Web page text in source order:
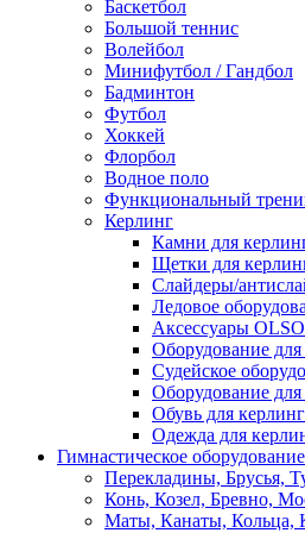
Баскетбол
Большой теннис
Волейбол
Минифутбол / Гандбол
Бадминтон
Футбол
Хоккей
Флорбол
Водное поло
Функциональный
Керлинг
Камни для
Щетки для
Слайдеры/
Ледовое
Аксессуары
Оборудование
Судейское
Оборудование
Обувь для
Одежда для
Гимнастическое оборудование
Перекладины, Брусья,
Конь, Козел, Бревно,
Маты, Канаты, Кольца,